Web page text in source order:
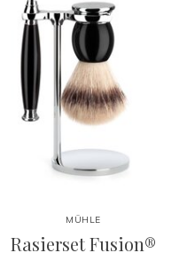
MÜHLE
Rasierset Fusion®